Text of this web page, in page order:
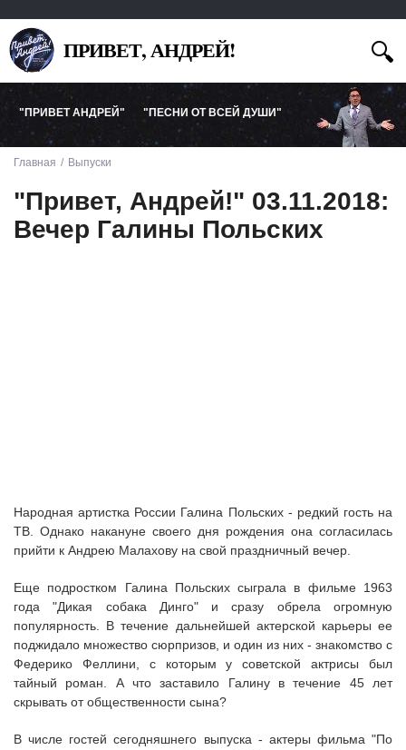
ПРИВЕТ, АНДРЕЙ!
"ПРИВЕТ АНДРЕЙ" "ПЕСНИ ОТ ВСЕЙ ДУШИ"
Главная Выпуски
"Привет, Андрей!" 03.11.2018:
Вечер Галины Польских
Народная артистка России Галина Польских - редкий гость на
ТВ. Однако накануне своего дня рождения она согласилась
прийти к Андрею Малахову на свой праздничный вечер.
Еще подростком Галина Польских сыграла в фильме 1963
года "Дикая собака Динго" и сразу обрела огромную
популярность. В течение дальнейшей актерской карьеры ее
поджидало множество сюрпризов, и один из них - знакомство с
Федерико Феллини, с которым у советской актрисы был
тайный роман. А что заставило Галину в течение 45 лет
скрывать от общественности сына?
В числе гостей сегодняшнего выпуска - актеры фильма "По